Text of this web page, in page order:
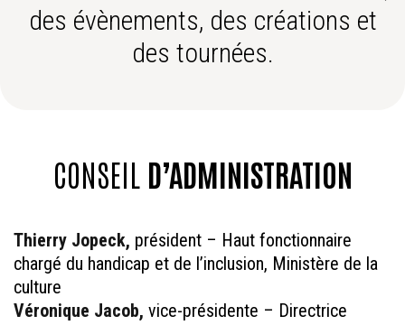
des évènements, des créations et
des tournées.
CONSEIL D’ADMINISTRATION
Thierry Jopeck, président – Haut fonctionnaire
chargé du handicap et de l’inclusion, Ministère de la
culture
Véronique Jacob, vice-présidente – Directrice